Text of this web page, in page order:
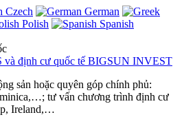
Czech
German
Polish
Spanish
và định cư quốc tế BIGSUN INVEST
sản hoặc quyên góp chính phủ:
tư vấn chương trình định cư
Ireland,…